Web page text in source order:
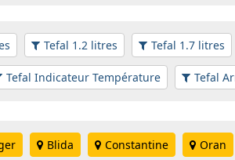
Tefal 1.2 litres Tefal 1.7 litres
Tefal Indicateur Température Tefal
Blida Constantine Oran